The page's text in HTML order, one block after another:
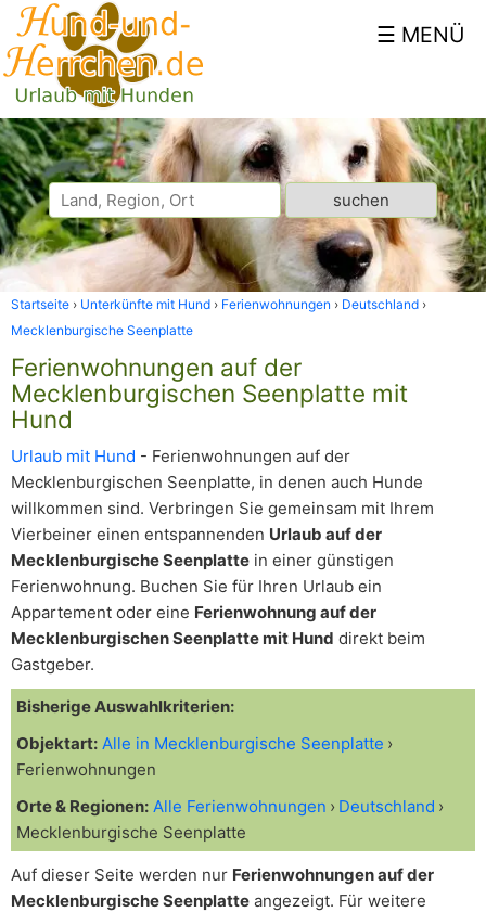
Startseite Unterkünfte mit Hund Ferienwohnungen
Deutschland
Mecklenburgische Seenplatte
Ferienwohnungen auf der
Mecklenburgischen Seenplatte mit
Hund
Urlaub mit Hund - Ferienwohnungen auf der
Mecklenburgischen Seenplatte, in denen auch Hunde
willkommen sind. Verbringen Sie gemeinsam mit Ihrem
Vierbeiner einen entspannenden Urlaub auf der
Mecklenburgische Seenplatte in einer günstigen
Ferienwohnung. Buchen Sie für Ihren Urlaub ein
Appartement oder eine Ferienwohnung auf der
Mecklenburgischen Seenplatte mit Hund direkt beim
Gastgeber.
Bisherige Auswahlkriterien:
Objektart: Alle in Mecklenburgische Seenplatte
Ferienwohnungen
Orte & Regionen: Alle Ferienwohnungen
Deutschland
Mecklenburgische Seenplatte
Auf dieser Seite werden nur Ferienwohnungen auf der
Mecklenburgische Seenplatte angezeigt. Für weitere